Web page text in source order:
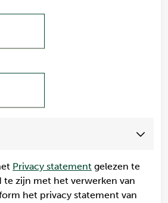
Privacy statement gelezen te
te zijn met het verwerken van
het privacy statement van